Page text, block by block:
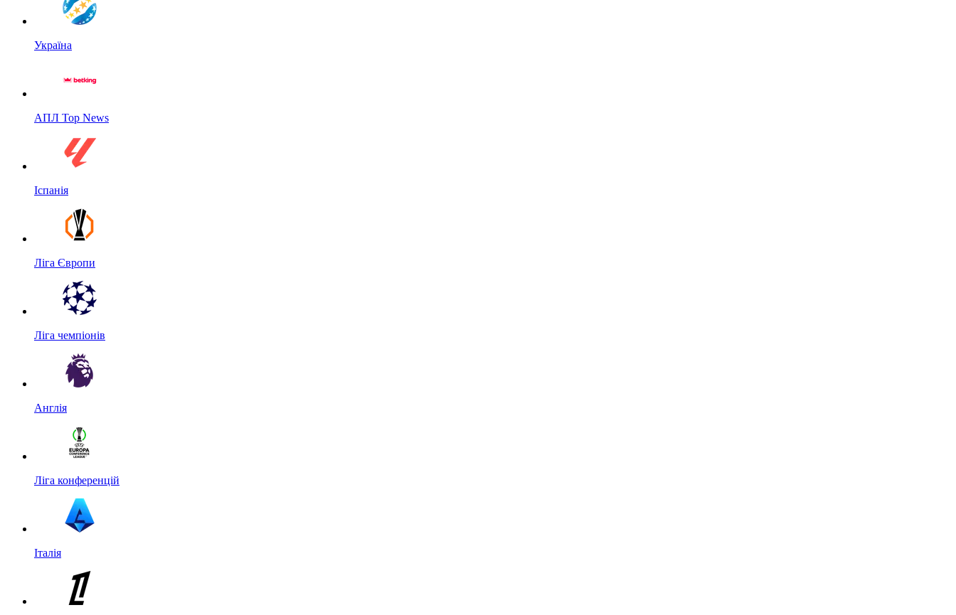
Україна
АПЛ Top News
Іспанія
Ліга Європи
Ліга чемпіонів
Англія
Ліга конференцій
Італія